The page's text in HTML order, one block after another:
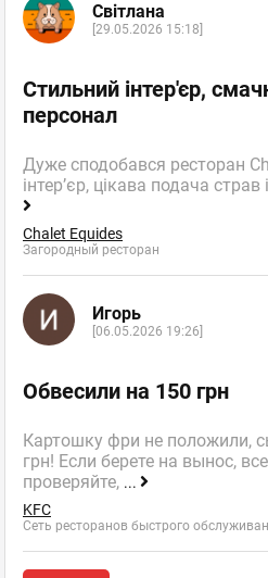
Світлана
[29.05.2026 15:18]
Стильний інтер'єр,
персонал
Дуже сподобався ресторан
інтер’єр, цікава подача
Chalet Equides
Загородный ресторан
Игорь
[06.05.2026 19:26]
Обвесили на 150 грн
Картошку фри не положили,
грн! Если берете на вынос,
проверяйте, ...
KFC
Сеть ресторанов быстрого